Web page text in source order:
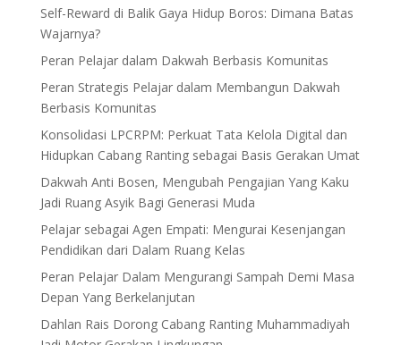
Self-Reward di Balik Gaya Hidup Boros: Dimana Batas
Wajarnya?
Peran Pelajar dalam Dakwah Berbasis Komunitas
Peran Strategis Pelajar dalam Membangun Dakwah
Berbasis Komunitas
Konsolidasi LPCRPM: Perkuat Tata Kelola Digital dan
Hidupkan Cabang Ranting sebagai Basis Gerakan Umat
Dakwah Anti Bosen, Mengubah Pengajian Yang Kaku
Jadi Ruang Asyik Bagi Generasi Muda
Pelajar sebagai Agen Empati: Mengurai Kesenjangan
Pendidikan dari Dalam Ruang Kelas
Peran Pelajar Dalam Mengurangi Sampah Demi Masa
Depan Yang Berkelanjutan
Dahlan Rais Dorong Cabang Ranting Muhammadiyah